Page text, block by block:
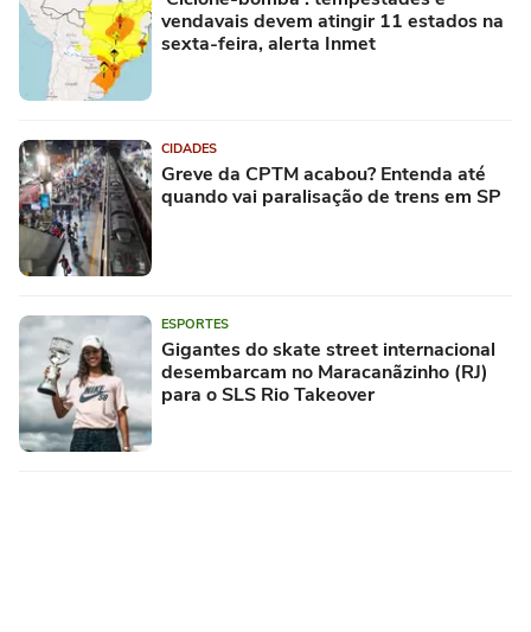
vendavais devem atingir 11 estados na
sexta-feira, alerta Inmet
CIDADES
Greve da CPTM acabou? Entenda até
quando vai paralisação de trens em SP
ESPORTES
Gigantes do skate street internacional
desembarcam no Maracanãzinho (RJ)
para o SLS Rio Takeover